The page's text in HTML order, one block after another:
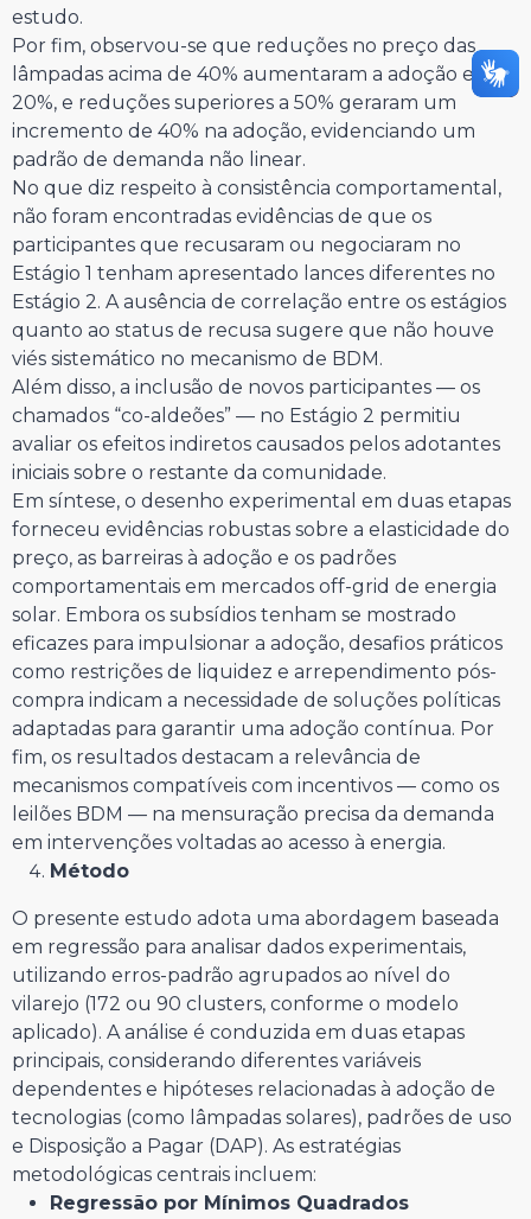
estudo.
Por fim, observou-se que reduções no preço das
lâmpadas acima de 40% aumentaram a adoção em
20%, e reduções superiores a 50% geraram um
incremento de 40% na adoção, evidenciando um
padrão de demanda não linear.
No que diz respeito à consistência comportamental,
não foram encontradas evidências de que os
participantes que recusaram ou negociaram no
Estágio 1 tenham apresentado lances diferentes no
Estágio 2. A ausência de correlação entre os estágios
quanto ao status de recusa sugere que não houve
viés sistemático no mecanismo de BDM.
Além disso, a inclusão de novos participantes — os
chamados “co-aldeões” — no Estágio 2 permitiu
avaliar os efeitos indiretos causados pelos adotantes
iniciais sobre o restante da comunidade.
Em síntese, o desenho experimental em duas etapas
forneceu evidências robustas sobre a elasticidade do
preço, as barreiras à adoção e os padrões
comportamentais em mercados off-grid de energia
solar. Embora os subsídios tenham se mostrado
eficazes para impulsionar a adoção, desafios práticos
como restrições de liquidez e arrependimento pós-
compra indicam a necessidade de soluções políticas
adaptadas para garantir uma adoção contínua. Por
fim, os resultados destacam a relevância de
mecanismos compatíveis com incentivos — como os
leilões BDM — na mensuração precisa da demanda
em intervenções voltadas ao acesso à energia.
Método
O presente estudo adota uma abordagem baseada
em regressão para analisar dados experimentais,
utilizando erros-padrão agrupados ao nível do
vilarejo (172 ou 90 clusters, conforme o modelo
aplicado). A análise é conduzida em duas etapas
principais, considerando diferentes variáveis
dependentes e hipóteses relacionadas à adoção de
tecnologias (como lâmpadas solares), padrões de uso
e Disposição a Pagar (DAP). As estratégias
metodológicas centrais incluem:
Regressão por Mínimos Quadrados